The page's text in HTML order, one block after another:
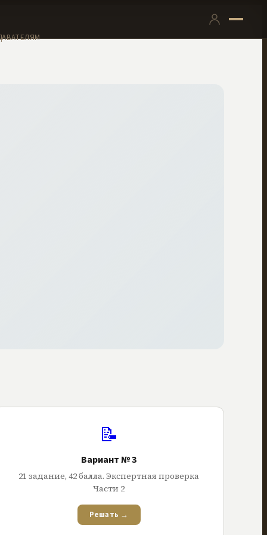
📝
Вариант № 3
21 задание,42балла. Экспертная проверка
Части 2
Решать →